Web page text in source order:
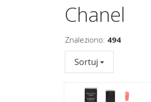
Chanel
Znaleziono: 494
Sortuj